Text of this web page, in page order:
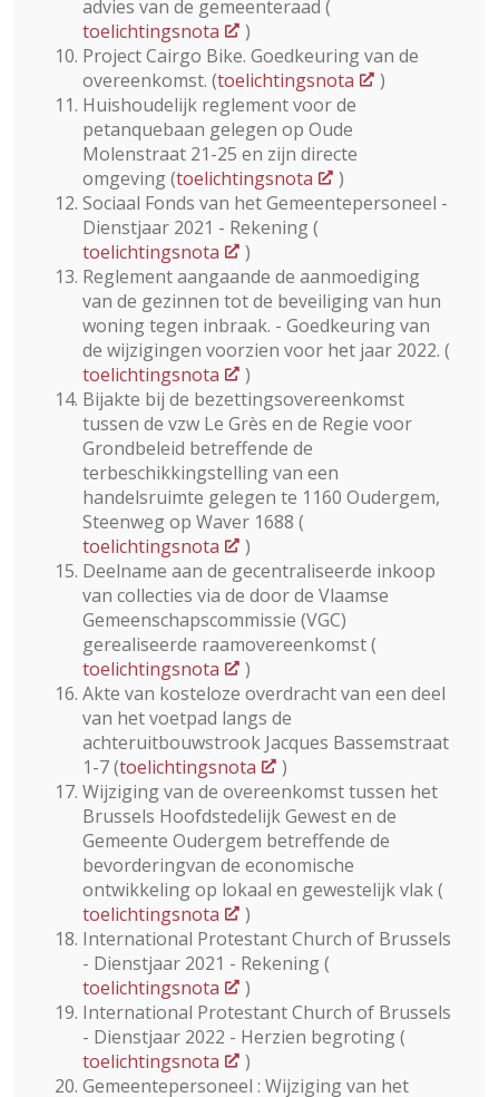
advies van de gemeenteraad (
toelichtingsnota
)
Project Cairgo Bike. Goedkeuring van de
overeenkomst. (toelichtingsnota
)
Huishoudelijk reglement voor de
petanquebaan gelegen op Oude
Molenstraat 21-25 en zijn directe
omgeving (toelichtingsnota
)
Sociaal Fonds van het Gemeentepersoneel -
Dienstjaar 2021 - Rekening (
toelichtingsnota
)
Reglement aangaande de aanmoediging
van de gezinnen tot de beveiliging van hun
woning tegen inbraak. - Goedkeuring van
de wijzigingen voorzien voor het jaar 2022. (
toelichtingsnota
)
Bijakte bij de bezettingsovereenkomst
tussen de vzw Le Grès en de Regie voor
Grondbeleid betreffende de
terbeschikkingstelling van een
handelsruimte gelegen te 1160 Oudergem,
Steenweg op Waver 1688 (
toelichtingsnota
)
Deelname aan de gecentraliseerde inkoop
van collecties via de door de Vlaamse
Gemeenschapscommissie (VGC)
gerealiseerde raamovereenkomst (
toelichtingsnota
)
Akte van kosteloze overdracht van een deel
van het voetpad langs de
achteruitbouwstrook Jacques Bassemstraat
1-7 (toelichtingsnota
)
Wijziging van de overeenkomst tussen het
Brussels Hoofdstedelijk Gewest en de
Gemeente Oudergem betreffende de
bevorderingvan de economische
ontwikkeling op lokaal en gewestelijk vlak (
toelichtingsnota
)
International Protestant Church of Brussels
- Dienstjaar 2021 - Rekening (
toelichtingsnota
)
International Protestant Church of Brussels
- Dienstjaar 2022 - Herzien begroting (
toelichtingsnota
)
Gemeentepersoneel : Wijziging van het